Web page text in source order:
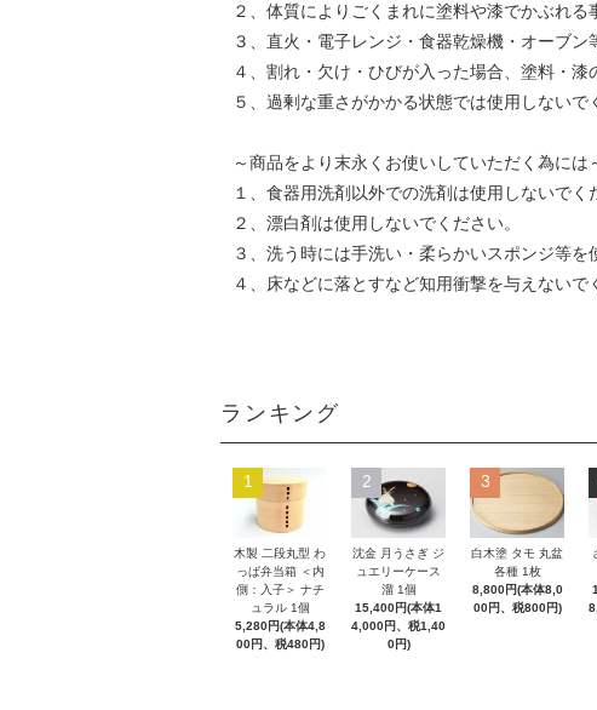
２、体質によりごくまれに塗料や漆でかぶれ
３、直火・電子レンジ・食器乾燥機・オーブ
４、割れ・欠け・ひびが入った場合、塗料・
５、過剰な重さがかかる状態では使用しないで
～商品をより末永くお使いしていただく為には
１、食器用洗剤以外での洗剤は使用しないで
２、漂白剤は使用しないでください。
３、洗う時には手洗い・柔らかいスポンジ等
４、床などに落とすなど知用衝撃を与えないで
ランキング
1
木製 二段丸型 わ
っぱ弁当箱 ＜内
側：入子＞ ナチ
ュラル 1個
5,280円(本体4,8
00円、税480円)
2
沈金 月うさぎ ジ
ュエリーケース
溜 1個
15,400円(本体1
4,000円、税1,40
0円)
3
白木塗 タモ 丸盆
各種 1枚
8,800円(本体8,0
00円、税800円)